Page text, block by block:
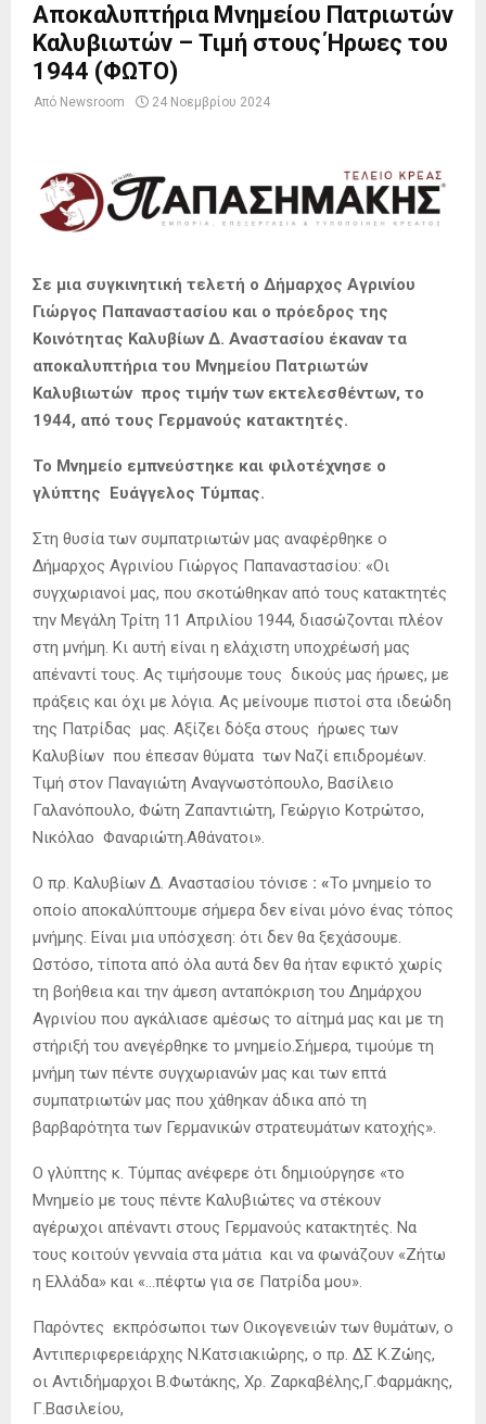
Αποκαλυπτήρια Μνημείου Πατριωτών
Καλυβιωτών – Τιμή στους Ήρωες του
1944 (ΦΩΤΟ)
Από Newsroom 24 Νοεμβρίου 2024
Σε μια συγκινητική τελετή ο Δήμαρχος Αγρινίου
Γιώργος Παπαναστασίου και ο πρόεδρος της
Κοινότητας Καλυβίων Δ. Αναστασίου έκαναν τα
αποκαλυπτήρια του Μνημείου Πατριωτών
Καλυβιωτών προς τιμήν των εκτελεσθέντων, το
1944, από τους Γερμανούς κατακτητές.
Το Μνημείο εμπνεύστηκε και φιλοτέχνησε ο
γλύπτης Ευάγγελος Τύμπας.
Στη θυσία των συμπατριωτών μας αναφέρθηκε ο
Δήμαρχος Αγρινίου Γιώργος Παπαναστασίου: «Οι
συγχωριανοί μας, που σκοτώθηκαν από τους κατακτητές
την Μεγάλη Τρίτη 11 Απριλίου 1944, διασώζονται πλέον
στη μνήμη. Κι αυτή είναι η ελάχιστη υποχρέωσή μας
απέναντί τους. Ας τιμήσουμε τους δικούς μας ήρωες, με
πράξεις και όχι με λόγια. Ας μείνουμε πιστοί στα ιδεώδη
της Πατρίδας μας. Αξίζει δόξα στους ήρωες των
Καλυβίων που έπεσαν θύματα των Ναζί επιδρομέων.
Τιμή στον Παναγιώτη Αναγνωστόπουλο, Βασίλειο
Γαλανόπουλο, Φώτη Ζαπαντιώτη, Γεώργιο Κοτρώτσο,
Νικόλαο Φαναριώτη.Αθάνατοι».
Ο πρ. Καλυβίων Δ. Αναστασίου τόνισε : «Το μνημείο το
οποίο αποκαλύπτουμε σήμερα δεν είναι μόνο ένας τόπος
μνήμης. Είναι μια υπόσχεση: ότι δεν θα ξεχάσουμε.
Ωστόσο, τίποτα από όλα αυτά δεν θα ήταν εφικτό χωρίς
τη βοήθεια και την άμεση ανταπόκριση του Δημάρχου
Αγρινίου που αγκάλιασε αμέσως το αίτημά μας και με τη
στήριξή του ανεγέρθηκε το μνημείο.Σήμερα, τιμούμε τη
μνήμη των πέντε συγχωριανών μας και των επτά
συμπατριωτών μας που χάθηκαν άδικα από τη
βαρβαρότητα των Γερμανικών στρατευμάτων κατοχής».
Ο γλύπτης κ. Τύμπας ανέφερε ότι δημιούργησε «το
Μνημείο με τους πέντε Καλυβιώτες να στέκουν
αγέρωχοι απέναντι στους Γερμανούς κατακτητές. Να
τους κοιτούν γενναία στα μάτια και να φωνάζουν «Ζήτω
η Ελλάδα» και «…πέφτω για σε Πατρίδα μου».
Παρόντες εκπρόσωποι των Οικογενειών των θυμάτων, ο
Αντιπεριφερειάρχης Ν.Κατσιακιώρης, ο πρ. ΔΣ Κ.Ζώης,
οι Αντιδήμαρχοι Β.Φωτάκης, Χρ. Ζαρκαβέλης,Γ.Φαρμάκης,
Γ.Βασιλείου,